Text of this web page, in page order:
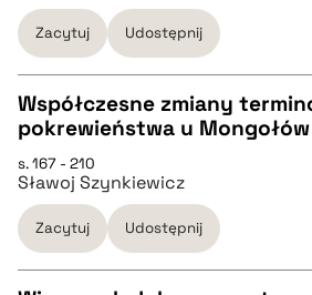
pobierz cytat
BIBTEX
Zacytuj Udostępnij
pobierz cytat
BIBTEX
Współczesne zmiany
pokrewieństwa u Mongołów
s. 167 - 210
Sławoj Szynkiewicz
Zacytuj Udostępnij